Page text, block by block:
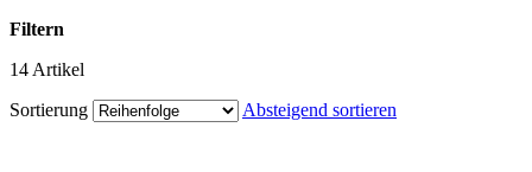
Filtern
14 Artikel
Sortierung
Absteigend sortieren